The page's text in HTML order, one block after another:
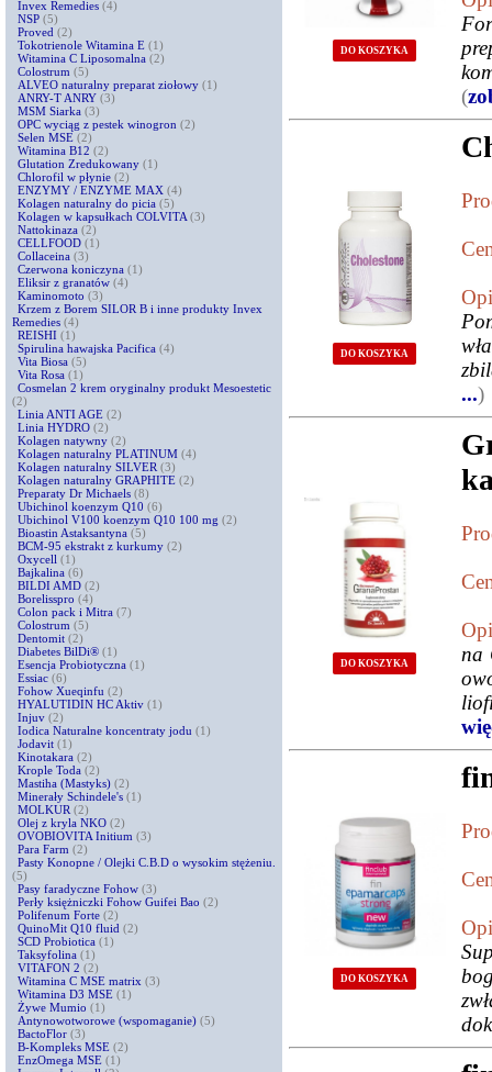
Invex Remedies (4)
NSP (5)
Proved (2)
Tokotrienole Witamina E (1)
Witamina C Liposomalna (2)
Colostrum (5)
ALVEO naturalny preparat ziołowy (1)
ANRY-T ANRY (3)
MSM Siarka (3)
OPC wyciąg z pestek winogron (2)
Selen MSE (2)
Witamina B12 (2)
Glutation Zredukowany (1)
Chlorofil w płynie (2)
ENZYMY / ENZYME MAX (4)
Kolagen naturalny do picia (5)
Kolagen w kapsułkach COLVITA (3)
Nattokinaza (2)
CELLFOOD (1)
Collaceina (3)
Czerwona koniczyna (1)
Eliksir z granatów (4)
Kaminomoto (3)
Krzem z Borem SILOR B i inne produkty Invex
Remedies (4)
REISHI (1)
Spirulina hawajska Pacifica (4)
Vita Biosa (5)
Vita Rosa (1)
Cosmelan 2 krem oryginalny produkt Mesoestetic
(2)
Linia ANTI AGE (2)
Linia HYDRO (2)
Kolagen natywny (2)
Kolagen naturalny PLATINUM (4)
Kolagen naturalny SILVER (3)
Kolagen naturalny GRAPHITE (2)
Preparaty Dr Michaels (8)
Ubichinol koenzym Q10 (6)
Ubichinol V100 koenzym Q10 100 mg (2)
Bioastin Astaksantyna (5)
BCM-95 ekstrakt z kurkumy (2)
Oxycell (1)
Bajkalina (6)
BILDI AMD (2)
Borelisspro (4)
Colon pack i Mitra (7)
Colostrum (5)
Dentomit (2)
Diabetes BilDi® (1)
Esencja Probiotyczna (1)
Essiac (6)
Fohow Xueqinfu (2)
HYALUTIDIN HC Aktiv (1)
Injuv (2)
Iodica Naturalne koncentraty jodu (1)
Jodavit (1)
Kinotakara (2)
Krople Toda (2)
Mastiha (Mastyks) (2)
Minerały Schindele's (1)
MOLKUR (2)
Olej z kryla NKO (2)
OVOBIOVITA Initium (3)
Para Farm (2)
Pasty Konopne / Olejki C.B.D o wysokim stężeniu.
(5)
Pasy faradyczne Fohow (3)
Perły księżniczki Fohow Guifei Bao (2)
Polifenum Forte (2)
QuinoMit Q10 fluid (2)
SCD Probiotica (1)
Taksyfolina (1)
VITAFON 2 (2)
Witamina C MSE matrix (3)
Witamina D3 MSE (1)
Żywe Mumio (1)
Antynowotworowe (wspomaganie) (5)
BactoFlor (3)
B-Kompleks MSE (2)
EnzOmega MSE (1)
DO KOSZYKA
(
DO KOSZYKA
...)
DO KOSZYKA
na
DO KOSZYKA